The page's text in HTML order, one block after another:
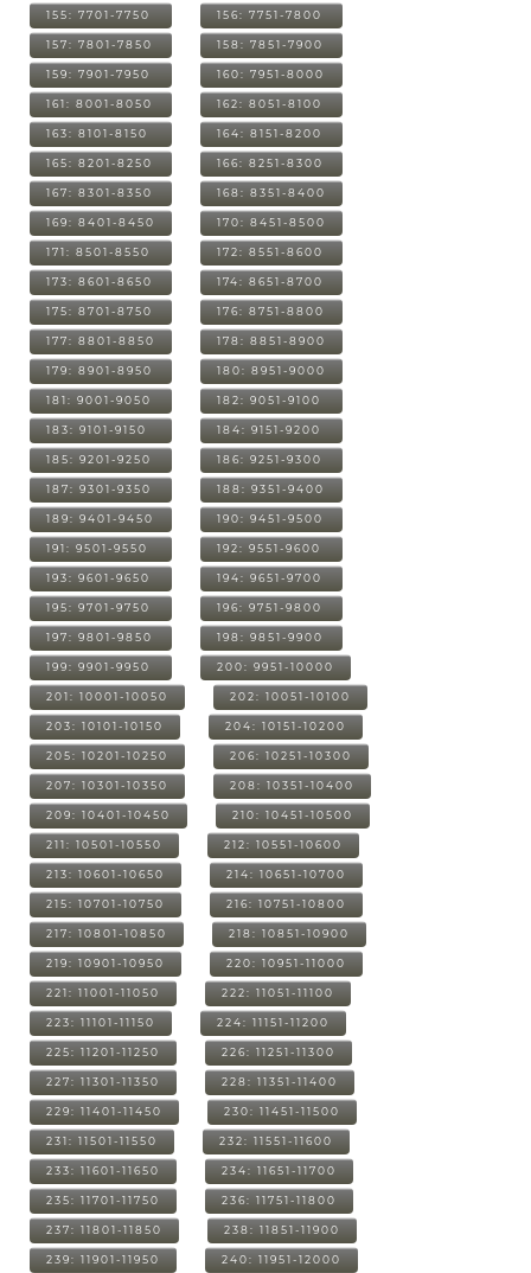
155: 7701-7750 156: 7751-7800
157: 7801-7850 158: 7851-7900
159: 7901-7950 160: 7951-8000
161: 8001-8050 162: 8051-8100
163: 8101-8150 164: 8151-8200
165: 8201-8250 166: 8251-8300
167: 8301-8350 168: 8351-8400
169: 8401-8450 170: 8451-8500
171: 8501-8550 172: 8551-8600
173: 8601-8650 174: 8651-8700
175: 8701-8750 176: 8751-8800
177: 8801-8850 178: 8851-8900
179: 8901-8950 180: 8951-9000
181: 9001-9050 182: 9051-9100
183: 9101-9150 184: 9151-9200
185: 9201-9250 186: 9251-9300
187: 9301-9350 188: 9351-9400
189: 9401-9450 190: 9451-9500
191: 9501-9550 192: 9551-9600
193: 9601-9650 194: 9651-9700
195: 9701-9750 196: 9751-9800
197: 9801-9850 198: 9851-9900
199: 9901-9950 200: 9951-10000
201: 10001-10050 202: 10051-10100
203: 10101-10150 204: 10151-10200
205: 10201-10250 206: 10251-10300
207: 10301-10350 208: 10351-10400
209: 10401-10450 210: 10451-10500
211: 10501-10550 212: 10551-10600
213: 10601-10650 214: 10651-10700
215: 10701-10750 216: 10751-10800
217: 10801-10850 218: 10851-10900
219: 10901-10950 220: 10951-11000
221: 11001-11050 222: 11051-11100
223: 11101-11150 224: 11151-11200
225: 11201-11250 226: 11251-11300
227: 11301-11350 228: 11351-11400
229: 11401-11450 230: 11451-11500
231: 11501-11550 232: 11551-11600
233: 11601-11650 234: 11651-11700
235: 11701-11750 236: 11751-11800
237: 11801-11850 238: 11851-11900
239: 11901-11950 240: 11951-12000